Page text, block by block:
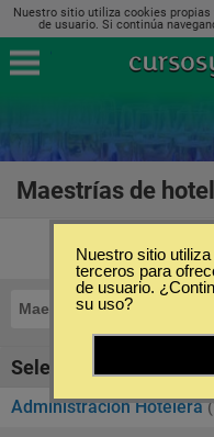
Nuestro sitio utiliza cookies
de usuario. Si continúa
Maestrías de
Maestrías
Seleccione la
Administración Hotelera
Nuestro sitio
terceros para
de usuario.
su uso?